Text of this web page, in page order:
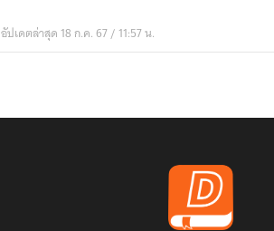
อัปเดตล่าสุด 18 ก.ค. 67 / 11:57 น.